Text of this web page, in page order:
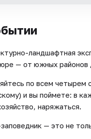
ландшафтная
— от южных районов
по всем
и вы поймете: в
наряжаться.
— это не